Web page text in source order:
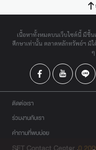
เนื้อหาทั้งหมดบนเว็บไซต์นี้ มีขึ้น
ศึกษาเท่านั้น ตลาดหลักทรัพย์ฯ มิ
ๆ
ติดต่อเรา
ร่วมงานกับเรา
คำถามที่พบบ่อย